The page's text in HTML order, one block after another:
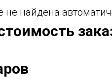
найдена